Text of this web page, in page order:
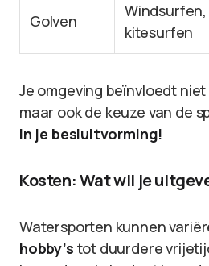
Golven
Windsurfen,
kitesurfen
Je omgeving beïnvloedt
maar ook de keuze van de
in je besluitvorming!
Kosten: Wat wil je
Watersporten kunnen
hobby’s tot duurdere